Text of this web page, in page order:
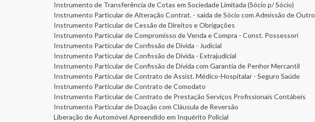
Instrumento de Transferência de Cotas em Sociedade Limitada (Sócio p/ Sócio)
Instrumento Particular de Alteração Contrat. - saída de Sócio com Admissão de Outro
Instrumento Particular de Cessão de Direitos e Obrigações
Instrumento Particular de Compromisso de Venda e Compra - Const. Possessori
Instrumento Particular de Confissão de Dívida - Judicial
Instrumento Particular de Confissão de Dívida - Extrajudicial
Instrumento Particular de Confissão de Dívida com Garantia de Penhor Mercantil
Instrumento Particular de Contrato de Assist. Médico-Hospitalar - Seguro Saúde
Instrumento Particular de Contrato de Comodato
Instrumento Particular de Contrato de Prestação Serviços Profissionais Contábeis
Instrumento Particular de Doação com Cláusula de Reversão
Liberação de Automóvel Apreendido em Inquérito Policial